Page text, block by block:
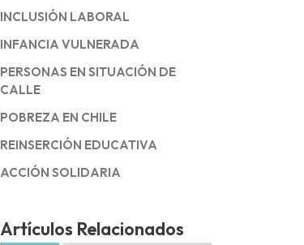
INCLUSIÓN LABORAL
INFANCIA VULNERADA
PERSONAS EN SITUACIÓN DE
CALLE
POBREZA EN CHILE
REINSERCIÓN EDUCATIVA
ACCIÓN SOLIDARIA
Artículos Relacionados